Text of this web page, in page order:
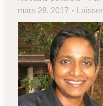
mars 28, 2017